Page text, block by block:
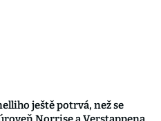
ještě potrvá, než se